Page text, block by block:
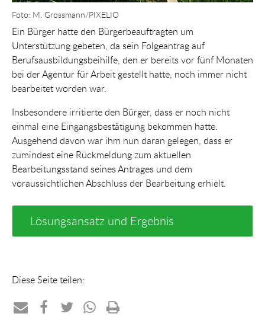
Foto: M. Grossmann/PIXELIO
Ein Bürger hatte den Bürgerbeauftragten um
Unterstützung gebeten, da sein Folgeantrag auf
Berufsausbildungsbeihilfe, den er bereits vor fünf Monaten
bei der Agentur für Arbeit gestellt hatte, noch immer nicht
bearbeitet worden war.
Insbesondere irritierte den Bürger, dass er noch nicht
einmal eine Eingangsbestätigung bekommen hatte.
Ausgehend davon war ihm nun daran gelegen, dass er
zumindest eine Rückmeldung zum aktuellen
Bearbeitungsstand seines Antrages und dem
voraussichtlichen Abschluss der Bearbeitung erhielt.
Lösungsansatz und Ergebnis
Diese Seite teilen: